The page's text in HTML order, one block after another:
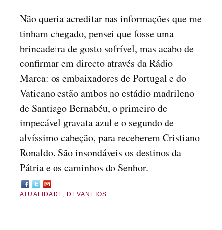
Não queria acreditar nas informações que me
tinham chegado, pensei que fosse uma
brincadeira de gosto sofrível, mas acabo de
confirmar em directo através da Rádio
Marca: os embaixadores de Portugal e do
Vaticano estão ambos no estádio madrileno
de Santiago Bernabéu, o primeiro de
impecável gravata azul e o segundo de
alvíssimo cabeção, para receberem Cristiano
Ronaldo. São insondáveis os destinos da
Pátria e os caminhos do Senhor.
ATUALIDADE, DEVANEIOS.